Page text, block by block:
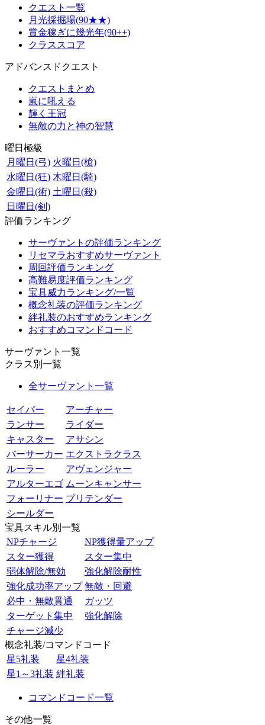
クエスト一覧
月光採掘場(90★★)
賞金稼ぎに幾光年(90++)
クラススコア
アドバンスドクエスト
クエストまとめ
嵐に吼える
輝く王冠
無敵の力と神の智慧
曜日極級
月曜日(弓) 火曜日(槍)
水曜日(狂) 木曜日(騎)
金曜日(術) 土曜日(殺)
日曜日(剣)
評価ランキング
サーヴァントの評価ランキング
リセマラおすすめサーヴァント
周回評価ランキング
高難易度評価ランキング
宝具威力ランキング/一覧
概念礼装の評価ランキング
絆礼装のおすすめランキング
おすすめコマンドコード
サーヴァント一覧
クラス別一覧
全サーヴァント一覧
セイバー
アーチャー
ランサー
ライダー
キャスター
アサシン
バーサーカー エクストラクラス
ルーラー
アヴェンジャー
アルターエゴ ムーンキャンサー
フォーリナー プリテンダー
シールダー
宝具スキル別一覧
NPチャージ
NP獲得量アップ
スター獲得
スター集中
弱体解除/無効
強化解除耐性
強化成功率アップ 無敵・回避
必中・無敵貫通
ガッツ
ターゲット集中
強化解除
チャージ減少
概念礼装/コマンドコード
星5礼装
星4礼装
星1～3礼装 絆礼装
コマンドコード一覧
その他一覧